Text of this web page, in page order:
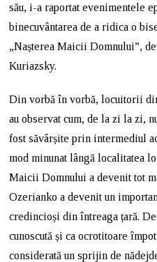
său, i-a raportat evenimentele
binecuvântarea de a ridica o
„Nașterea Maicii Domnului”,
Kuriazsky.
Din vorbă în vorbă, locuitorii
au observat cum, de la zi la zi,
fost săvârșite prin intermediul
mod minunat lângă localitatea
Maicii Domnului a devenit tot
Ozerianko a devenit un
credincioși din întreaga țară.
cunoscută și ca ocrotitoare
considerată un sprijin de